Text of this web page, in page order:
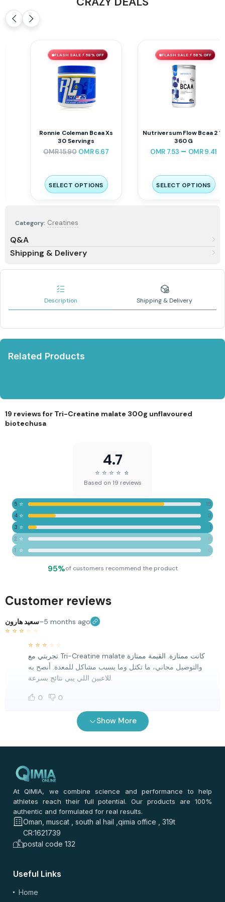
Category: Creatines
Q&A
Shipping & Delivery
FLASH SALE ⚡ 58% OFF
Ronnie Coleman Bcaa Xs
30 Servings
15.90 OMR6.67
SELECT OPTIONS
FLASH SALE ⚡ 58% OFF
Nutriversum Flow Bcaa 2 1 1
7.53 – OMR 9.41
SELECT OPTIONS
Description Shipping & Delivery
Related Products
19 reviews for Tri-Creatine malate 300g unflavoured
biotechusa
4.7
⭐ ⭐ ⭐ ⭐ ⭐
⭐
Based on 19 reviews
5 ⭐
15
4 ⭐
3
3 ⭐
1
2 ⭐
0
1
⭐ 0
95%of customers recommend the product
Customer reviews
سعيد هارون–5 months ago
⭐ ⭐ ⭐ ⭐ ⭐
⭐ ⭐ ⭐ ⭐ ⭐
تجربتي مع Tri-Creatine malate كانت ممتازة. القيمة ممتازة
والتوصيل مجاني، ما تكتل وما يسبب مشاكل للمعدة. أنصح به
للاعبين اللي يبي نتائج بسرعة.
0 0
5 months ago
قيمة ممتازة. سهل الاستخدام وما يسبب لي اي مشاكل في المعدة،
اللي يبغى بناء عضلات قوية يجربه.
0 0
حمد البلوشي –5 months ago
⭐ ⭐ ⭐ ⭐ ⭐
واضحة بعد مدة قصيرة. التوصيل مجاني وخدمة ممتازة، أنصح به
Show More
At QIMIA, we combine science and performance to help
athletes reach their full potential. Our products are 100%
authentic and formulated for real results.
Oman, muscat , south al hail ,qimia office , 319t
CR:1621739
postal code 132
Useful Links
Home